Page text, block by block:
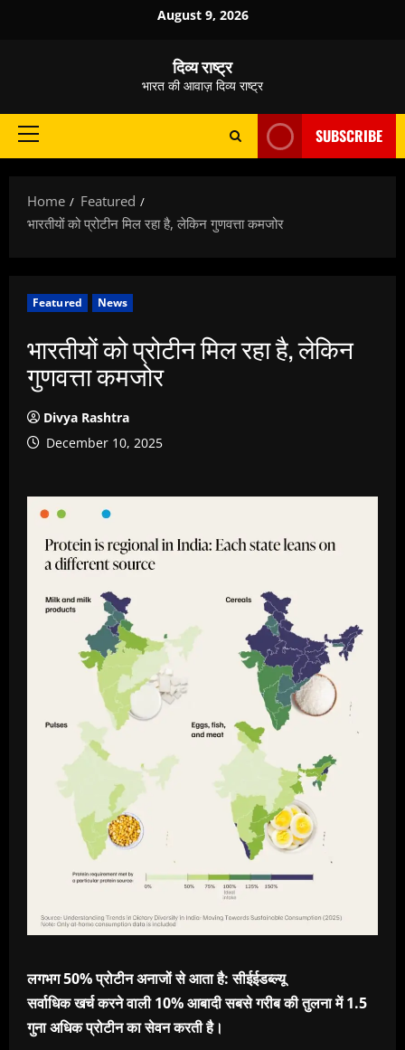
August 9, 2026
दिव्य राष्ट्र
भारत की आवाज़ दिव्य राष्ट्र
Primary
SUBSCRIBE
Home
Featured
भारतीयों को प्रोटीन मिल रहा है, लेकिन गुणवत्ता कमजोर
Featured News
भारतीयों को प्रोटीन मिल रहा है, लेकिन
गुणवत्ता कमजोर
Divya Rashtra
December 10, 2025
लगभग 50% प्रोटीन अनाजों से आता है: सीईईडब्ल्यू
सर्वाधिक खर्च करने वाली 10% आबादी सबसे गरीब की तुलना में 1.5
गुना अधिक प्रोटीन का सेवन करती है।